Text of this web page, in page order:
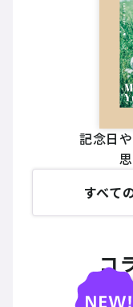
記念日
すべて
コ